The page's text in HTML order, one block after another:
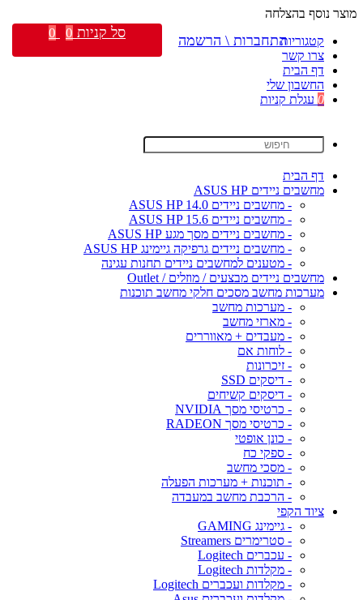
מוצר נוסף בהצלחה
קטגוריות
צרו קשר
דף הבית
החשבון שלי
0 עגלת קניות
דף הבית
מחשבים ניידים ASUS HP
- מחשבים ניידים ASUS HP 14.0
- מחשבים ניידים ASUS HP 15.6
- מחשבים ניידים מסך מגע ASUS HP
- מחשבים ניידים גרפיקה גיימינג ASUS HP
- מטענים למחשבים ניידים תחנות עגינה
מחשבים ניידים מבצעים / מוזלים / Outlet
מערכות מחשב מסכים חלקי מחשב תוכנות
- מערכות מחשב
- מארזי מחשב
- מעבדים + מאווררים
- לוחות אם
- זיכרונות
- דיסקים SSD
- דיסקים קשיחים
- כרטיסי מסך NVIDIA
- כרטיסי מסך RADEON
- כונן אופטי
- ספקי כח
- מסכי מחשב
- תוכנות + מערכות הפעלה
- הרכבת מחשב במעבדה
ציוד הקפי
- גיימינג GAMING
- סטרימרים Streamers
- עכברים Logitech
- מקלדות Logitech
- מקלדות ועכברים Logitech
התחברות \ הרשמה סל קניות 0
0